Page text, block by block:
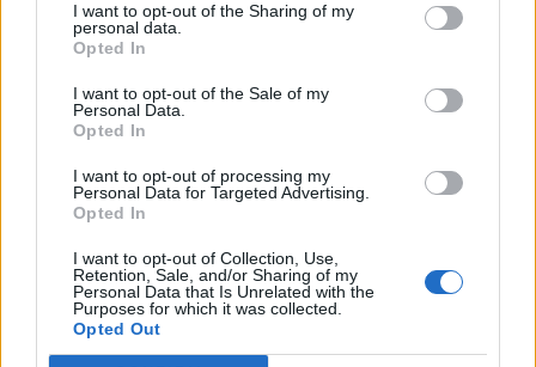
I want to opt-out of the Sharing of my
personal data.
Opted In
I want to opt-out of the Sale of my
Personal Data.
Opted In
I want to opt-out of processing my
Personal Data for Targeted Advertising.
Opted In
I want to opt-out of Collection, Use,
Retention, Sale, and/or Sharing of my
Personal Data that Is Unrelated with the
Purposes for which it was collected.
Opted Out
Bizonyos esetekben a nagyértékű vagyontárgyakat
hivatalos keretek között érdemes elajándékozni, az
ajándékozás feltételeit pedig ajándékozási
szerződés keretei közt rögzíteni. Az ajándékozás
esetében csak az olyan kiemelt értékű
vagyontárgyakra vonatkozóan kötelező
ajándékozási szerződést kötni, mint az ingatlanok.
Fontos tudnunk, hogy minden, 150.000 Ft-ot
meghaladó becsült értékű vagyontárgy esetében,
ha azt ajándékozási szerződés keretei között adjuk